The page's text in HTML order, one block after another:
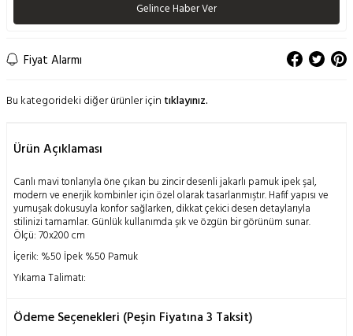
Gelince Haber Ver
Fiyat Alarmı
Bu kategorideki diğer ürünler için tıklayınız.
Ürün Açıklaması
Canlı mavi tonlarıyla öne çıkan bu zincir desenli jakarlı pamuk ipek şal,
modern ve enerjik kombinler için özel olarak tasarlanmıştır. Hafif yapısı ve
yumuşak dokusuyla konfor sağlarken, dikkat çekici desen detaylarıyla
stilinizi tamamlar. Günlük kullanımda şık ve özgün bir görünüm sunar.
Ölçü: 70x200 cm
İçerik: %50 İpek %50 Pamuk
Yıkama Talimatı:
geleneksel metodlarla işlenmesi ile elde edilen bu ürün; doğası gereği
hassas bir yapıya sahiptir.
Ödeme Seçenekleri (Peşin Fiyatına 3 Taksit)